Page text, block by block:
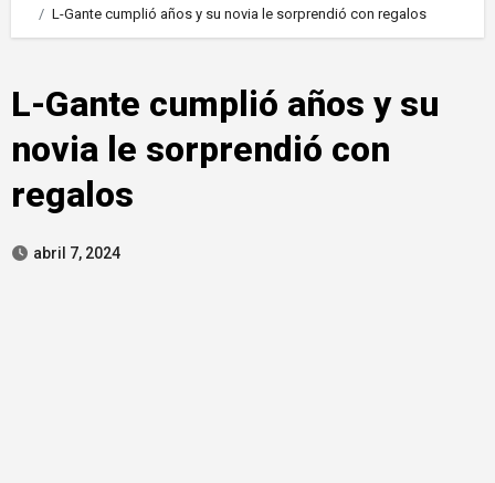
L-Gante cumplió años y su novia le sorprendió con regalos
L-Gante cumplió años y su
novia le sorprendió con
regalos
abril 7, 2024